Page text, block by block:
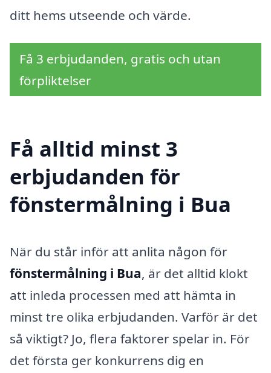
ditt hems utseende och värde.
Få 3 erbjudanden, gratis och utan
förpliktelser
Få alltid minst 3
erbjudanden för
fönstermålning i Bua
När du står inför att anlita någon för
fönstermålning i Bua, är det alltid klokt
att inleda processen med att hämta in
minst tre olika erbjudanden. Varför är det
så viktigt? Jo, flera faktorer spelar in. För
det första ger konkurrens dig en